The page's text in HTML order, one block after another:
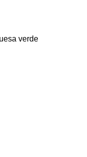
verde